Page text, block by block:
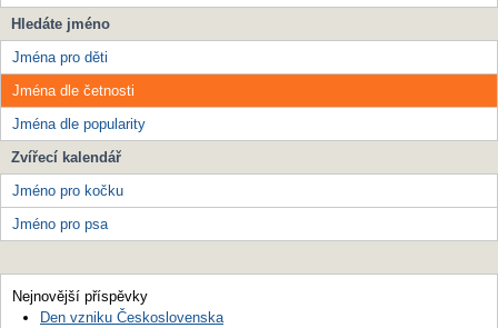
Hledáte jméno
Jména pro děti
Jména dle četnosti
Jména dle popularity
Zvířecí kalendář
Jméno pro kočku
Jméno pro psa
Nejnovější příspěvky
Den vzniku Československa